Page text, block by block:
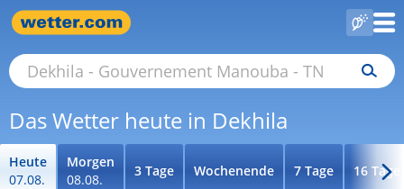
Das Wetter heute in Dekhila
Heute
07.08.
Morgen
08.08.
3 Tage Wochenende 7 Tage 16 Tage